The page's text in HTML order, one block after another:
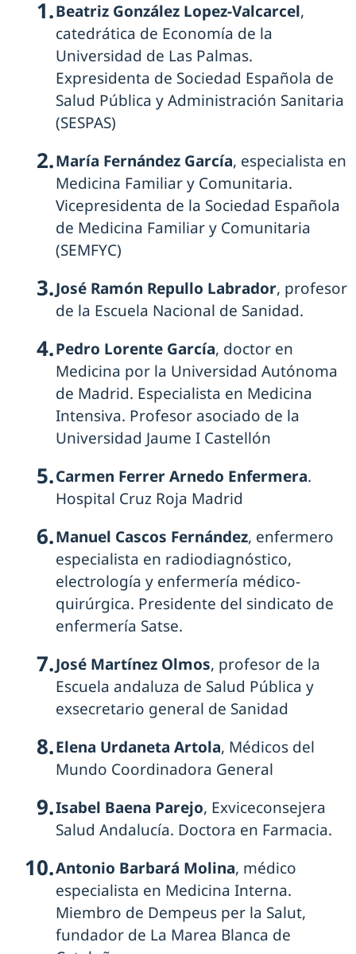
Beatriz González Lopez-Valcarcel,
catedrática de Economía de la
Universidad de Las Palmas.
Expresidenta de Sociedad Española de
Salud Pública y Administración Sanitaria
(SESPAS)
María Fernández García, especialista en
Medicina Familiar y Comunitaria.
Vicepresidenta de la Sociedad Española
de Medicina Familiar y Comunitaria
(SEMFYC)
José Ramón Repullo Labrador, profesor
de la Escuela Nacional de Sanidad.
Pedro Lorente García, doctor en
Medicina por la Universidad Autónoma
de Madrid. Especialista en Medicina
Intensiva. Profesor asociado de la
Universidad Jaume I Castellón
Carmen Ferrer Arnedo Enfermera.
Hospital Cruz Roja Madrid
Manuel Cascos Fernández, enfermero
especialista en radiodiagnóstico,
electrología y enfermería médico-
quirúrgica. Presidente del sindicato de
enfermería Satse.
José Martínez Olmos, profesor de la
Escuela andaluza de Salud Pública y
exsecretario general de Sanidad
Elena Urdaneta Artola, Médicos del
Mundo Coordinadora General
Isabel Baena Parejo, Exviceconsejera
Salud Andalucía. Doctora en Farmacia.
Antonio Barbará Molina, médico
especialista en Medicina Interna.
Miembro de Dempeus per la Salut,
fundador de La Marea Blanca de